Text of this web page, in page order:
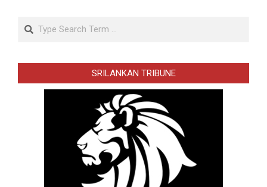
Search
SRILANKAN TRIBUNE